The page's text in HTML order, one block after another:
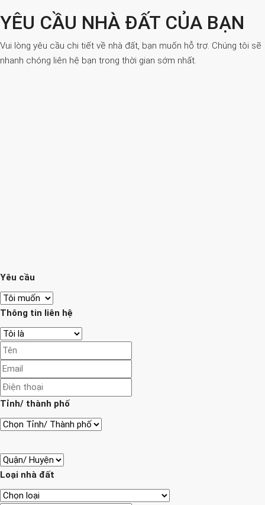
YÊU CẦU NHÀ ĐẤT CỦA BẠN
Vui lòng yêu cầu chi tiết về nhà đất, bạn muốn hỗ trợ. Chúng tôi sẽ
nhanh chóng liên hệ bạn trong thời gian sớm nhất.
Yêu cầu
Thông tin liên hệ
Tỉnh/ thành phố
Loại nhà đất